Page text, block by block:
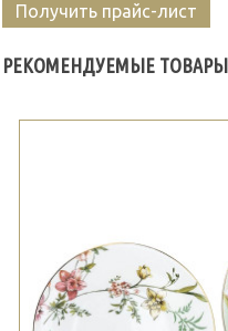
Получить прайс-лист
РЕКОМЕНДУЕМЫЕ ТОВАРЫ